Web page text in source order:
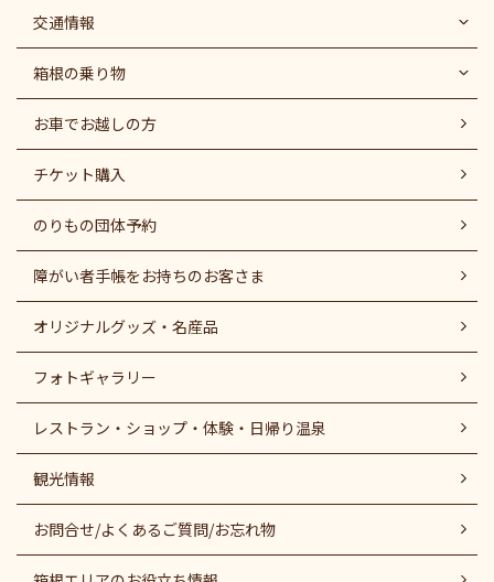
交通情報
箱根の乗り物
お車でお越しの方
チケット購入
のりもの団体予約
障がい者⼿帳をお持ちのお客さま
オリジナルグッズ・名産品
フォトギャラリー
レストラン・ショップ・体験・日帰り温泉
観光情報
お問合せ/よくあるご質問/お忘れ物